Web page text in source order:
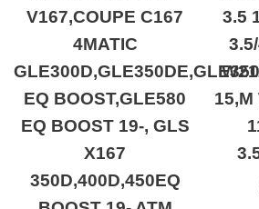
V167,COUPE C167
4MATIC
EQ BOOST,GLE580
EQ BOOST 19-, GLS
X167
350D,400D,450EQ
3.5
15,M